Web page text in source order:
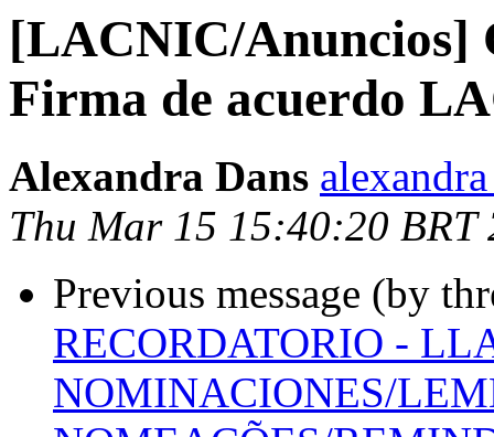
[LACNIC/Anuncios]
Firma de acuerdo
Alexandra Dans
Thu Mar 15 15:40:20 BRT
Previous message (by
RECORDATORIO -
NOMINACIONES/